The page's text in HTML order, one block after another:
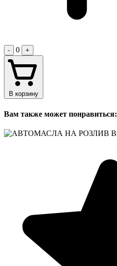
- 0 +
В корзину
Вам также может понравиться: